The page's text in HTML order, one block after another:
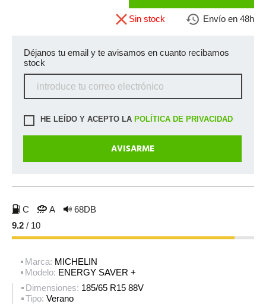
Sin stock Envío en 48h
Déjanos tu email y te avisamos en cuanto recibamos
stock
HE LEÍDO Y ACEPTO LA POLÍTICA DE PRIVACIDAD
C A
68DB
9.2 / 10
Marca: MICHELIN
Modelo: ENERGY SAVER +
Dimensiones: 185/65 R15 88V
Tipo: Verano